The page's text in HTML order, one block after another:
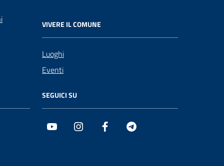
VIVERE IL COMUNE
Luoghi
Eventi
SEGUICI SU
Youtube Instagram Facebook